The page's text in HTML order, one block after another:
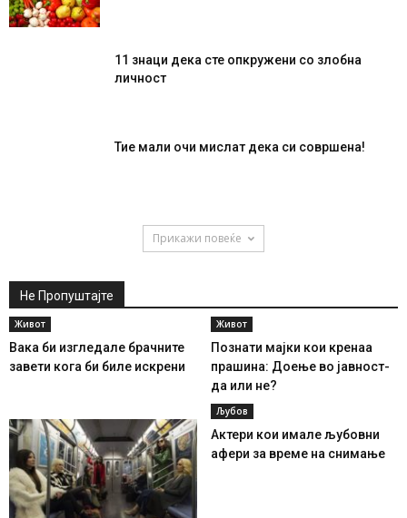
11 знаци дека сте опкружени со злобна
личност
Тие мали очи мислат дека си совршена!
Прикажи повеќе
Не Пропуштајте
Живот
Вака би изгледале брачните
завети кога би биле искрени
Живот
Познати мајки кои кренаа
прашина: Доење во јавност-
да или не?
Љубов
Актери кои имале љубовни
афери за време на снимање